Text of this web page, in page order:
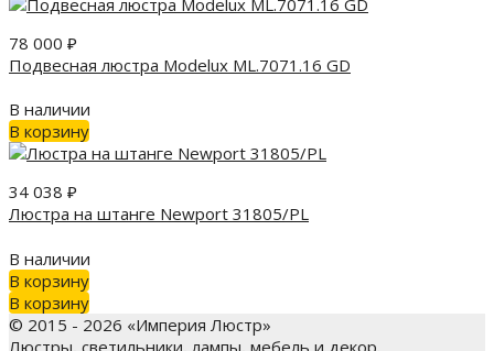
78 000 ₽
Подвесная люстра Modelux ML.7071.16 GD
В наличии
В корзину
34 038 ₽
Люстра на штанге Newport 31805/PL
В наличии
В корзину
В корзину
© 2015 - 2026 «Империя Люстр»
Люстры, светильники, лампы, мебель и декор.